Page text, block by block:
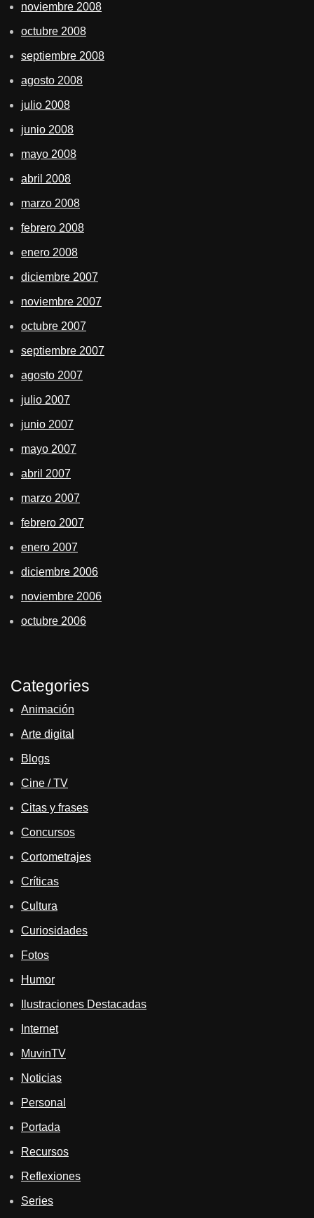
noviembre 2008
octubre 2008
septiembre 2008
agosto 2008
julio 2008
junio 2008
mayo 2008
abril 2008
marzo 2008
febrero 2008
enero 2008
diciembre 2007
noviembre 2007
octubre 2007
septiembre 2007
agosto 2007
julio 2007
junio 2007
mayo 2007
abril 2007
marzo 2007
febrero 2007
enero 2007
diciembre 2006
noviembre 2006
octubre 2006
Categories
Animación
Arte digital
Blogs
Cine / TV
Citas y frases
Concursos
Cortometrajes
Críticas
Cultura
Curiosidades
Fotos
Humor
Ilustraciones Destacadas
Internet
MuvinTV
Noticias
Personal
Portada
Recursos
Reflexiones
Series